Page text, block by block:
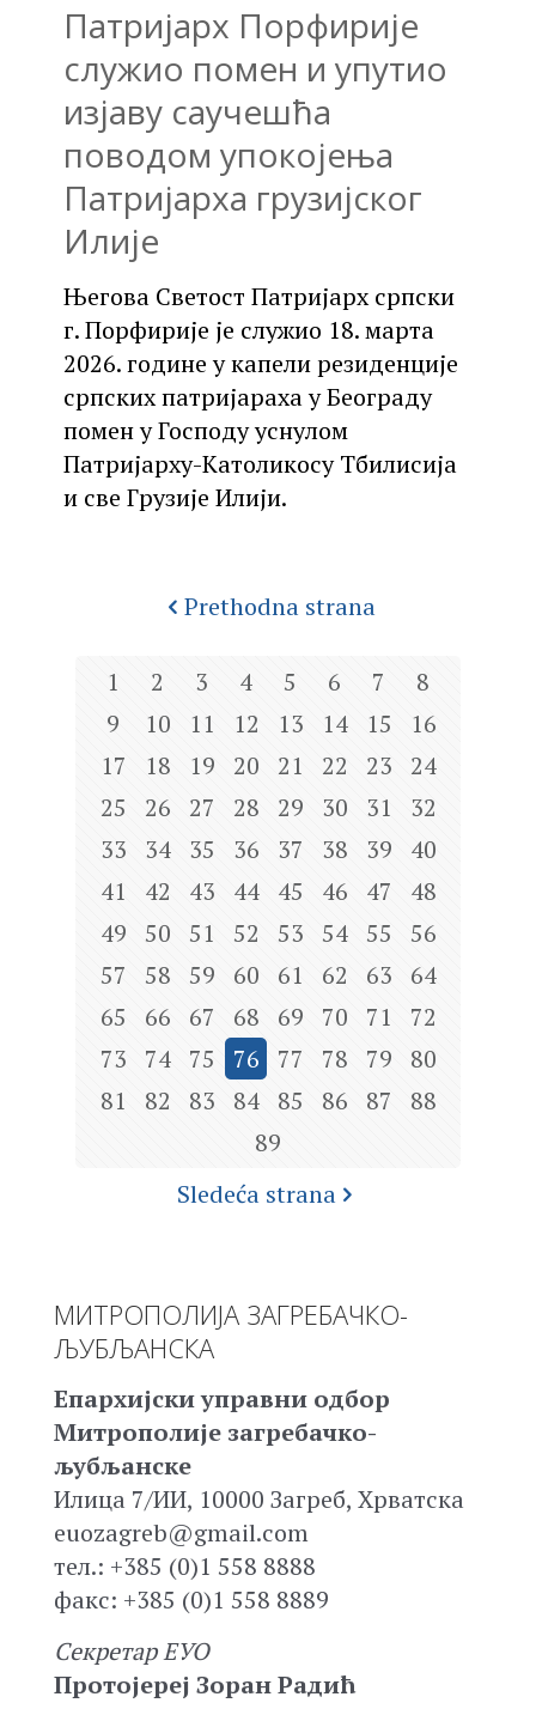
Патријарх Порфирије
служио помен и упутио
изјаву саучешћа
поводом упокојења
Патријарха грузијског
Илије
Његова Светост Патријарх српски
г. Порфирије је служио 18. марта
2026. године у капели резиденције
српских патријараха у Београду
помен у Господу уснулом
Патријарху-Католикосу Тбилисија
и све Грузије Илији.
Prethodna strana
1 2 3 4 5 6 7
8
9
10 11 12 13 14 15
16
17
18 19 20 21 22 23
24
25
26 27 28 29 30 31
32
33
34 35 36 37 38 39
40
41
42 43 44 45 46 47
48
49
50 51 52 53 54 55
56
57
58 59 60 61 62 63
64
65
66 67 68 69 70 71
72
73
74 75 76 77 78 79
80
81
82 83 84 85 86 87
88
89
Sledeća strana
МИТРОПОЛИЈА ЗАГРЕБАЧКО-
ЉУБЉАНСКА
Епархијски управни одбор
Митрополије загребачко-
љубљанске
Илица 7/ИИ, 10000 Загреб, Хрватска
euozagreb@gmail.com
тел.: +385 (0)1 558 8888
факс: +385 (0)1 558 8889
Секретар ЕУО
Протојереј Зоран Радић